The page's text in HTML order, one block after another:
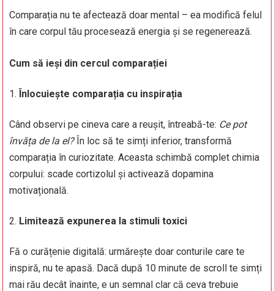
Comparația nu te afectează doar mental – ea modifică felul
în care corpul tău procesează energia și se regenerează.
Cum să ieși din cercul comparației
Înlocuiește comparația cu inspirația
Când observi pe cineva care a reușit, întreabă-te: Ce pot
învăța de la el?În loc să te simți inferior, transformă
comparația în curiozitate. Aceasta schimbă complet chimia
corpului: scade cortizolul și activează dopamina
motivațională.
Limitează expunerea la stimuli toxici
Fă o curățenie digitală: urmărește doar conturile care te
inspiră, nu te apasă. Dacă după 10 minute de scroll te simți
mai rău decât înainte, e un semnal clar că ceva trebuie